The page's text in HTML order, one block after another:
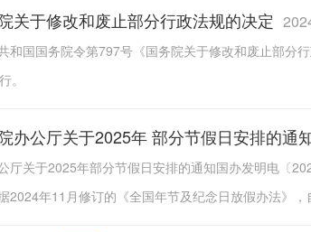
关于修改和废止部分行政法规的决定
和国国务院令第797号《国务院关于修改和废止部分
。
办公厅关于2025年 部分节假日安排的通
厅关于2025年部分节假日安排的通知国办发明电〔
2024年11月修订的《全国年节及纪念日放假办法》